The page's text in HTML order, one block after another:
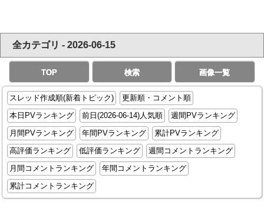
全カテゴリ - 2026-06-15
TOP 検索 画像一覧
スレッド作成順(新着トピック)
更新順・コメント順
本日PVランキング
前日(2026-06-14)人気順
週間PVランキング
月間PVランキング
年間PVランキング
累計PVランキング
高評価ランキング
低評価ランキング
週間コメントランキング
月間コメントランキング
年間コメントランキング
累計コメントランキング